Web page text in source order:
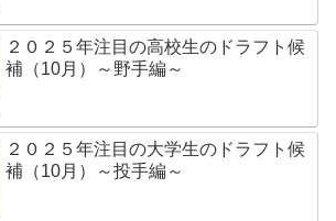
２０２５年注目の高校生のドラフト候
補（10月）～野手編～
２０２５年注目の大学生のドラフト候
補（10月）～投手編～